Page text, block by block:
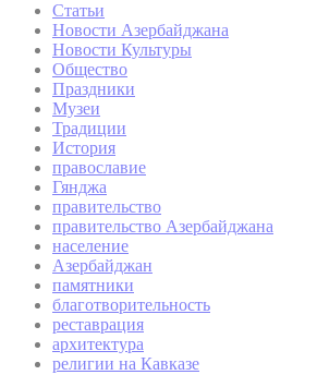
Статьи
Новости Азербайджана
Новости Культуры
Общество
Праздники
Музеи
Традиции
История
православие
Гянджа
правительство
правительство Азербайджана
население
Азербайджан
памятники
благотворительность
реставрация
архитектура
религии на Кавказе